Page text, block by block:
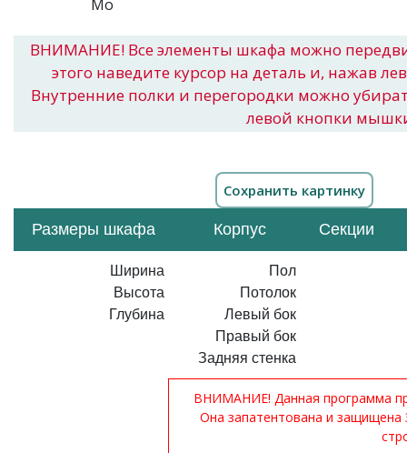
ВНИМАНИЕ! Все элементы шкафа можно
этого наведите курсор на деталь и, нажав
Внутренние полки и перегородки можно
левой кнопки
Размеры шкафа Корпус Секции
Ширина
Высота
Глубина
Пол
Потолок
Левый бок
Правый бок
Задняя стенка
ВНИМАНИЕ! Данная программа
Она запатентована и